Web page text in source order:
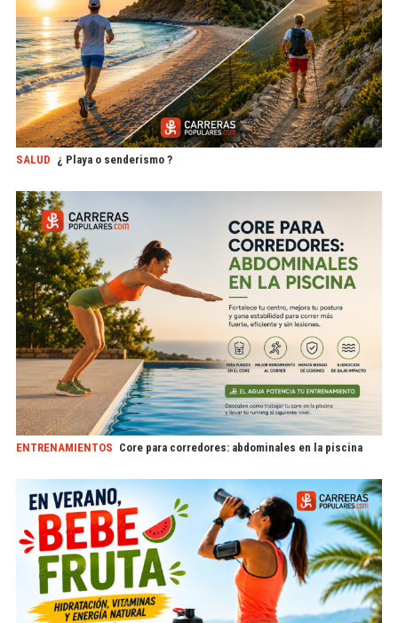
SALUD ¿ Playa o senderismo ?
ENTRENAMIENTOS Core para corredores: abdominales en la piscina